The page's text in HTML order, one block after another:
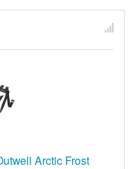
Arctic Frost